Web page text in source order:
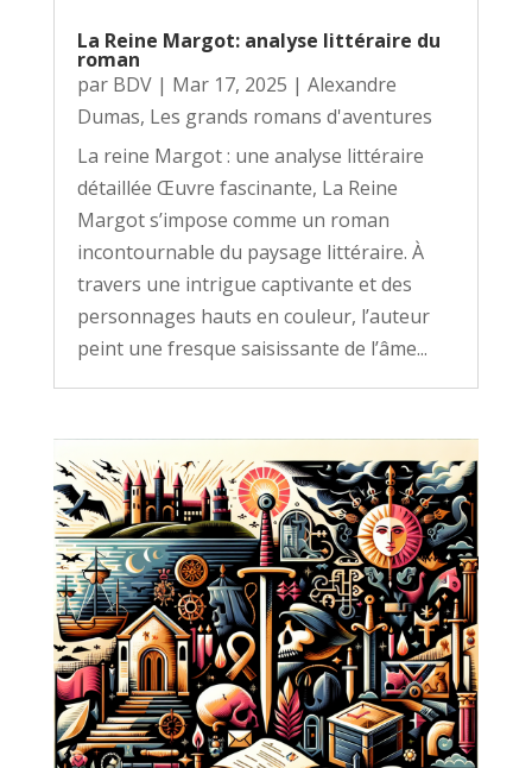
La Reine Margot: analyse littéraire du
roman
par BDV| Mar 17, 2025 | Alexandre
Dumas, Les grands romans d'aventures
La reine Margot : une analyse littéraire
détaillée Œuvre fascinante, La Reine
Margot s’impose comme un roman
incontournable du paysage littéraire. À
travers une intrigue captivante et des
personnages hauts en couleur, l’auteur
peint une fresque saisissante de l’âme...